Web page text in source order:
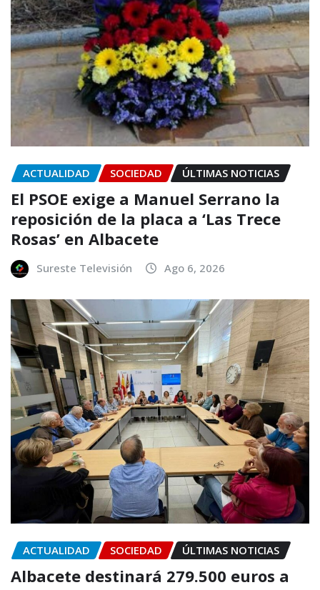
ACTUALIDAD SOCIEDAD ÚLTIMAS NOTICIAS
El PSOE exige a Manuel Serrano la
reposición de la placa a ‘Las Trece
Rosas’ en Albacete
Sureste Televisión Ago 6, 2026
ACTUALIDAD SOCIEDAD ÚLTIMAS NOTICIAS
Albacete destinará 279.500 euros a